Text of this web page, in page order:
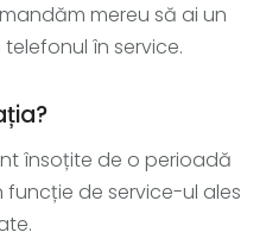
mereu să ai un
în service.
însoțite de o perioadă
de service-ul ales